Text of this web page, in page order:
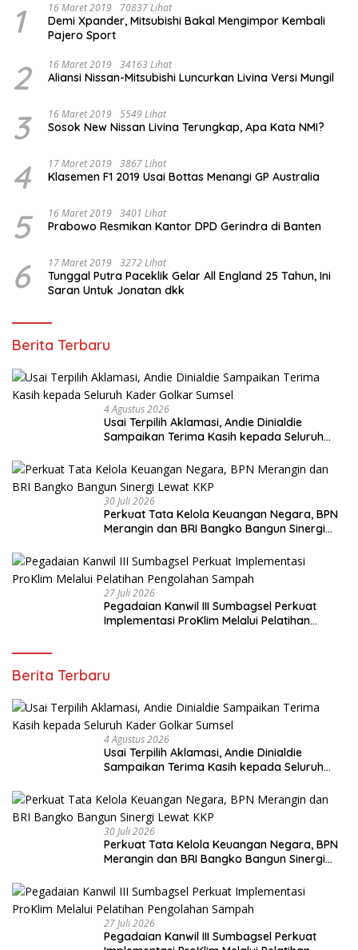
1 16 Maret 2019 70837 Lihat
Demi Xpander, Mitsubishi Bakal Mengimpor Kembali
Pajero Sport
2 16 Maret 2019 34163 Lihat
Aliansi Nissan-Mitsubishi Luncurkan Livina Versi Mungil
3 16 Maret 2019 5549 Lihat
Sosok New Nissan Livina Terungkap, Apa Kata NMI?
4 17 Maret 2019 3867 Lihat
Klasemen F1 2019 Usai Bottas Menangi GP Australia
5 16 Maret 2019 3401 Lihat
Prabowo Resmikan Kantor DPD Gerindra di Banten
6 17 Maret 2019 3272 Lihat
Tunggal Putra Paceklik Gelar All England 25 Tahun, Ini
Saran Untuk Jonatan dkk
Berita Terbaru
4 Agustus 2026
Usai Terpilih Aklamasi, Andie Dinialdie
Sampaikan Terima Kasih kepada Seluruh
30 Juli 2026
Perkuat Tata Kelola Keuangan Negara, BPN
Merangin dan BRI Bangko Bangun Sinergi
27 Juli 2026
Pegadaian Kanwil III Sumbagsel Perkuat
Implementasi ProKlim Melalui Pelatihan
Berita Terbaru
4 Agustus 2026
Usai Terpilih Aklamasi, Andie Dinialdie
Sampaikan Terima Kasih kepada Seluruh
30 Juli 2026
Perkuat Tata Kelola Keuangan Negara, BPN
Merangin dan BRI Bangko Bangun Sinergi
27 Juli 2026
Pegadaian Kanwil III Sumbagsel Perkuat